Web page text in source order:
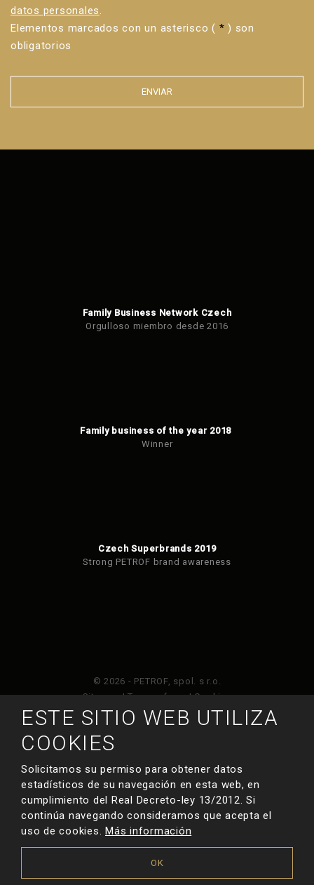
datos personales.
Elementos marcados con un asterisco ( * ) son
obligatorios
ENVIAR
formulario.
Family Business Network Czech
Orgulloso miembro desde 2016
Family business of the year 2018
Winner
Czech Superbrands 2019
Strong PETROF brand awareness
© 2026 - PETROF, spol. s r.o.
Sitemap|Terms of use|Cookies
y está sujeto a la política de privacidad de
HECHO POR
ESTE SITIO WEB UTILIZA
COOKIES
Solicitamos su permiso para obtener datos
estadísticos de su navegación en esta web, en
cumplimiento del Real Decreto-ley 13/2012. Si
continúa navegando consideramos que acepta el
uso de cookies. Más información
OK